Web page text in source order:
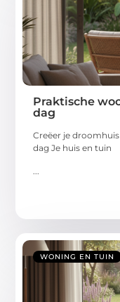
Praktische
dag
Creëer je
dag Je huis en tuin
WONING EN TUIN